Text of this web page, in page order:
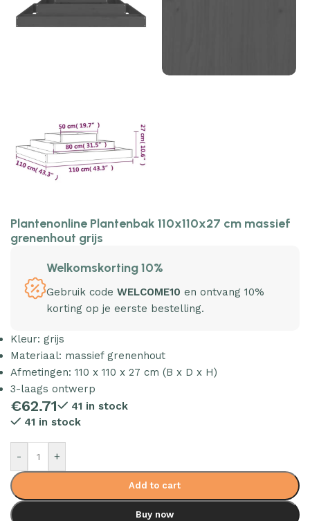
Plantenonline Plantenbak 110x110x27 cm massief
grenenhout grijs
Welkomskorting 10%
Gebruik code WELCOME10 en ontvang 10%
korting op je eerste bestelling.
Kleur: grijs
Materiaal: massief grenenhout
Afmetingen: 110 x 110 x 27 cm (B x D x H)
3-laags ontwerp
€62.71
41 in stock
41 in stock
- +
Add to cart
Buy now